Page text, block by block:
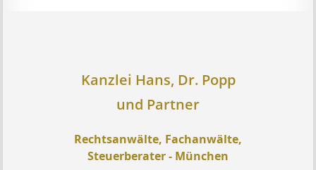
Kanzlei Hans, Dr. Popp
und Partner
Rechtsanwälte, Fachanwälte,
Steuerberater - München